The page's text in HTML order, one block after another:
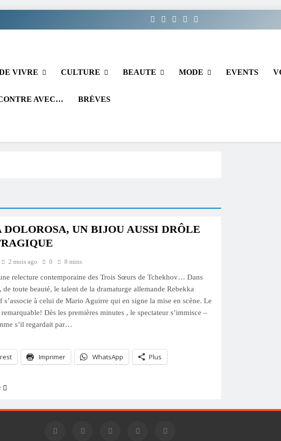
VIVRE CULTURE BEAUTE MODE EVENTS
AVEC… BRÈVES
UN BIJOU AUSSI DRÔLE
2 mois ago 0 8 mins
relecture contemporaine des Trois Sœurs de Tchekhov… Dans
de toute beauté, le talent de la dramaturge allemande Rebekka
s’associe à celui de Mario Aguirre qui en signe la mise en scène. Le
remarquable! Dès les premières minutes , le spectateur s’immisce –
s’il regardait par…
Imprimer WhatsApp Plus